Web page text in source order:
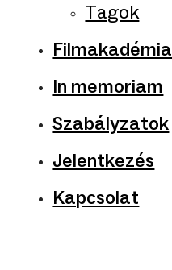
Tagok
In memoriam
Szabályzatok
Jelentkezés
Kapcsolat